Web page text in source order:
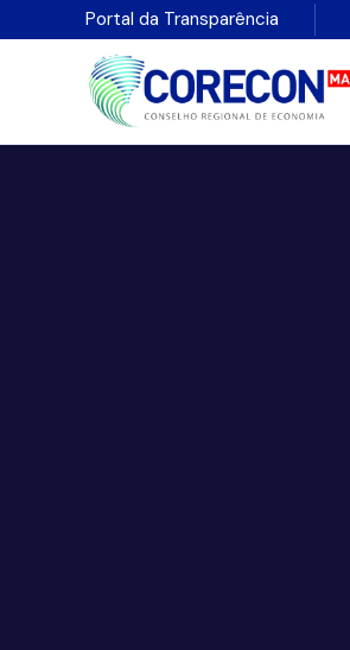
Portal da Transparência